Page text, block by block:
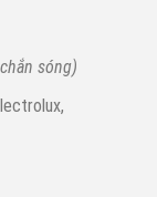
ắn sóng)